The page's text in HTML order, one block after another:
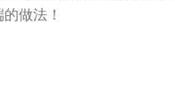
做法！